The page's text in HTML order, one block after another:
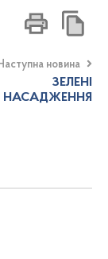
новина
ЗЕЛЕНІ
НАСАДЖЕННЯ